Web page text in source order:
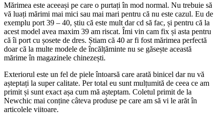
Mărimea este aceeași pe care o purtați în mod normal. Nu trebuie să
vă luați mărimi mai mici sau mai mari pentru că nu este cazul. Eu de
exemplu port 39 – 40, știu că este mult dar cd să fac, și pentru că la
acest model avea maxim 39 am riscat. Îmi vin cam fix și asta pentru
că îi port cu șosete de dres. Știam că 40 ar fi fost mărimea perfectă
doar că la multe modele de încălțăminte nu se găsește această
mărime în magazinele chinezești.
Exteriorul este un fel de piele întoarsă care arată binicel dar nu vă
așteptați la super calitate. Per total eu sunt mulțumită de ceea ce am
primit și sunt exact așa cum mă așteptam. Coletul primit de la
Newchic mai conține câteva produse pe care am să vi le arăt în
articolele viitoare.